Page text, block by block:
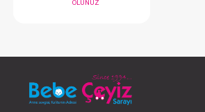
Elbise...Brode Ekru